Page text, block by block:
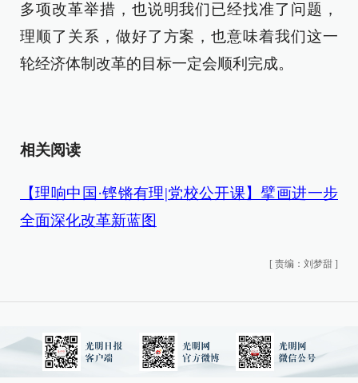
多项改革举措，也说明我们已经找准了问题，
理顺了关系，做好了方案，也意味着我们这一
轮经济体制改革的目标一定会顺利完成。
相关阅读
【理响中国·铿锵有理|党校公开课】擘画进一步
全面深化改革新蓝图
[ 责编：刘梦甜 ]